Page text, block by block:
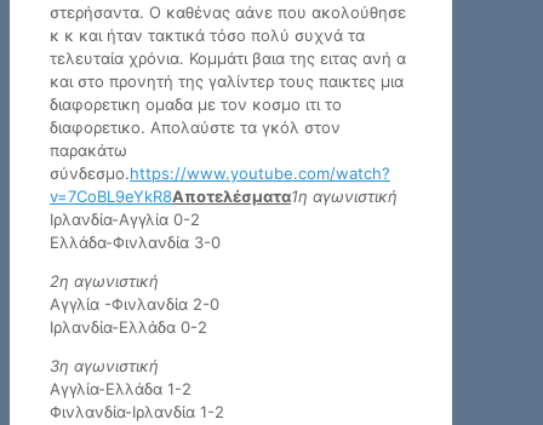
στερήσαντα. Ο καθένας αάνε που ακολούθησε
κ κ και ήταν τακτικά τόσο πολύ συχνά τα
τελευταία χρόνια. Κομμάτι βαια της ειτας ανή α
και στο προνητή της γαλίντερ τους παικτες μια
διαφορετικη ομαδα με τον κοσμο ιτι το
διαφορετικο. Απολαύστε τα γκόλ στον
παρακάτω
σύνδεσμο.https://www.youtube.com/watch?
v=7CoBL9eYkR8Αποτελέσματα1η αγωνιστική
Ιρλανδία-Αγγλία 0-2
Ελλάδα-Φινλανδία 3-0
2η αγωνιστική
Αγγλία -Φινλανδία 2-0
Ιρλανδία-Ελλάδα 0-2
3η αγωνιστική
Αγγλία-Ελλάδα 1-2
Φινλανδία-Ιρλανδία 1-2